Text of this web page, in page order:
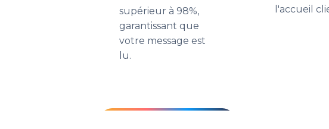
supérieur à 98%,
garantissant que
votre message est
lu.
l'accueil